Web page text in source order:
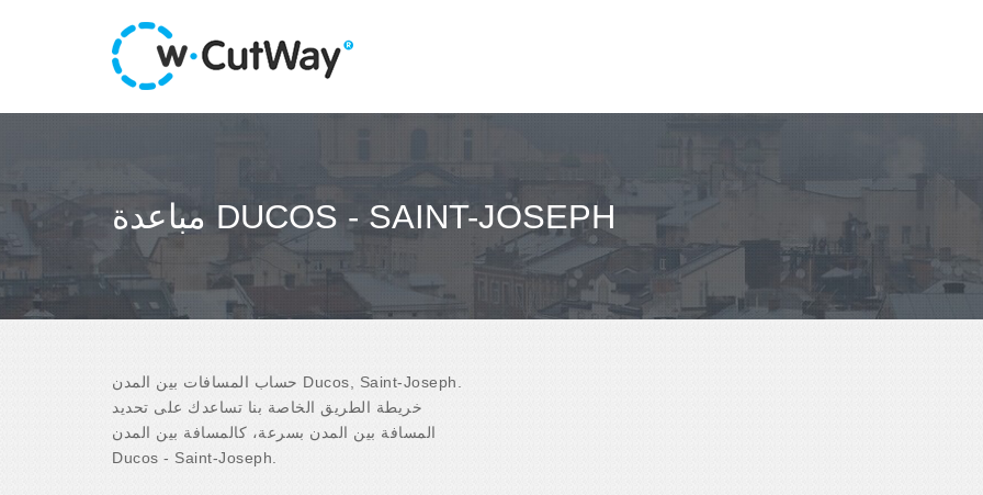
مباعدة DUCOS - SAINT-JOSEPH
حساب المسافات بين المدن Ducos, Saint-Joseph.
خريطة الطريق الخاصة بنا تساعدك على تحديد
المسافة بين المدن بسرعة، كالمسافة بين المدن
Ducos - Saint-Joseph.